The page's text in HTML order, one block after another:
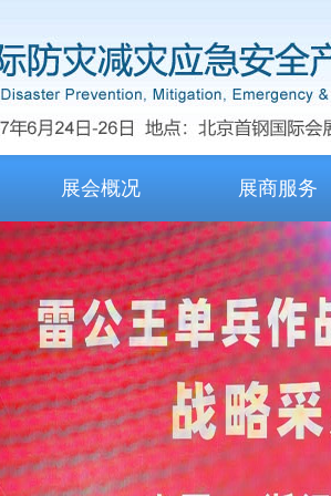
展会概况 展商服务